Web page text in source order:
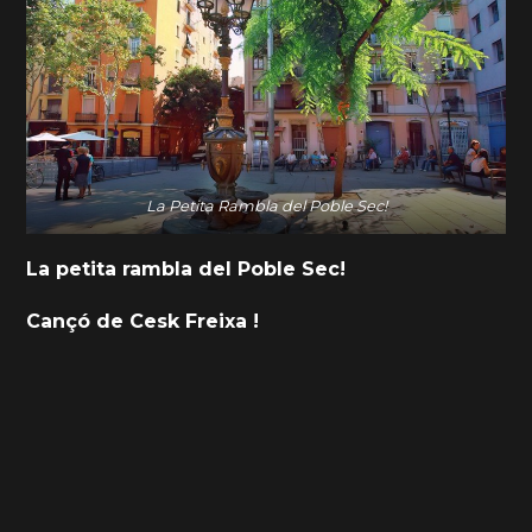
La Petita Rambla del Poble Sec!
La petita rambla del Poble Sec!
Cançó de Cesk Freixa !